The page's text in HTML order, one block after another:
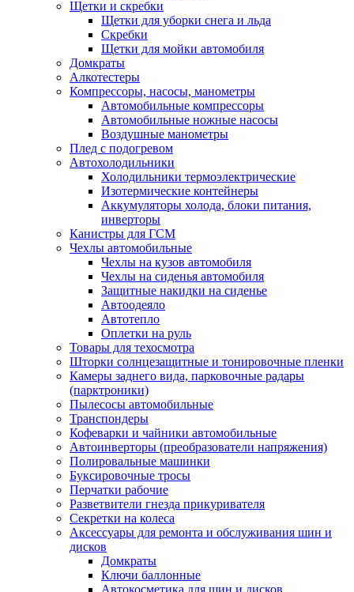
Щетки и скребки
Щетки для уборки снега и льда
Скребки
Щетки для мойки автомобиля
Домкраты
Алкотестеры
Компрессоры, насосы, манометры
Автомобильные компрессоры
Автомобильные ножные насосы
Воздушные манометры
Плед с подогревом
Автохолодильники
Холодильники термоэлектрические
Изотермические контейнеры
Аккумуляторы холода, блоки питания,
инверторы
Канистры для ГСМ
Чехлы автомобильные
Чехлы на кузов автомобиля
Чехлы на сиденья автомобиля
Защитные накидки на сиденье
Автоодеяло
Автотепло
Оплетки на руль
Товары для техосмотра
Шторки солнцезащитные и тонировочные пленки
Камеры заднего вида, парковочные радары
(парктроники)
Пылесосы автомобильные
Транспондеры
Кофеварки и чайники автомобильные
Автоинверторы (преобразователи напряжения)
Полировальные машинки
Буксировочные тросы
Перчатки рабочие
Разветвители гнезда прикуривателя
Секретки на колеса
Аксессуары для ремонта и обслуживания ‎шин и
дисков
Домкраты
Ключи баллонные
Автокосметика для шин и дисков